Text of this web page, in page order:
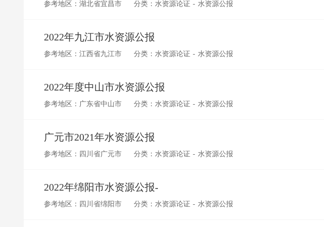
参考地区：湖北省宜昌市 分类：水资源论证 - 水资源公报
2022年九江市水资源公报
参考地区：江西省九江市 分类：水资源论证 - 水资源公报
2022年度中山市水资源公报
参考地区：广东省中山市 分类：水资源论证 - 水资源公报
广元市2021年水资源公报
参考地区：四川省广元市 分类：水资源论证 - 水资源公报
2022年绵阳市水资源公报-
参考地区：四川省绵阳市 分类：水资源论证 - 水资源公报